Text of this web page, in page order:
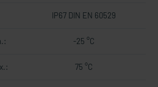
IP67 DIN EN 60529
-25 °C
75 °C